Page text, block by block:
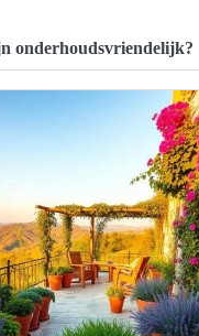
onderhoudsvriendelijk?